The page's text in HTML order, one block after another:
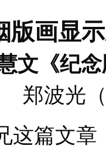
版画显
《纪念
郑波光
篇文章